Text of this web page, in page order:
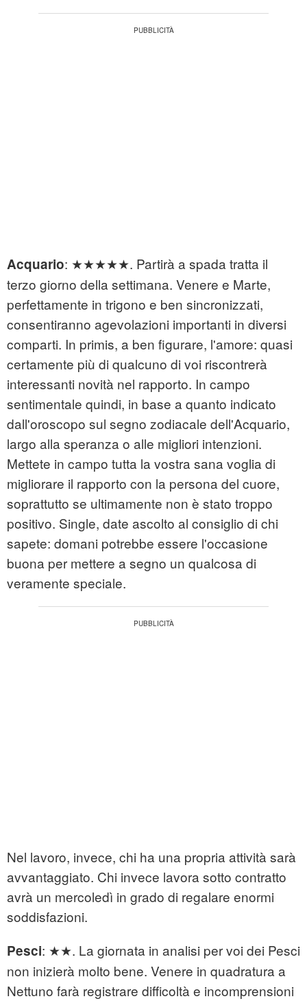
Acquario: ★★★★★. Partirà a spada tratta il
terzo giorno della settimana. Venere e Marte,
perfettamente in trigono e ben sincronizzati,
consentiranno agevolazioni importanti in diversi
comparti. In primis, a ben figurare, l'amore: quasi
certamente più di qualcuno di voi riscontrerà
interessanti novità nel rapporto. In campo
sentimentale quindi, in base a quanto indicato
dall'oroscopo sul segno zodiacale dell'Acquario,
largo alla speranza o alle migliori intenzioni.
Mettete in campo tutta la vostra sana voglia di
migliorare il rapporto con la persona del cuore,
soprattutto se ultimamente non è stato troppo
positivo. Single, date ascolto al consiglio di chi
sapete: domani potrebbe essere l'occasione
buona per mettere a segno un qualcosa di
veramente speciale.
Nel lavoro, invece, chi ha una propria attività sarà
avvantaggiato. Chi invece lavora sotto contratto
avrà un mercoledì in grado di regalare enormi
soddisfazioni.
Pesci: ★★. La giornata in analisi per voi dei Pesci
non inizierà molto bene. Venere in quadratura a
Nettuno farà registrare difficoltà e incomprensioni